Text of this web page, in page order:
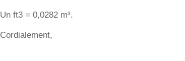
Un ft3 = 0,0282 m³.
Cordialement,